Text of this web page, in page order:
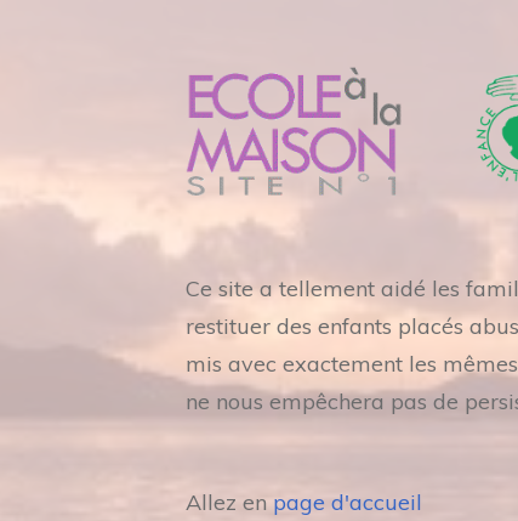
Ce site a tellement aidé les
restituer des enfants placés
mis avec exactement les
ne nous empêchera pas de
Allez en page d'accueil